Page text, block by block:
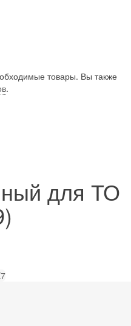
товары. Вы также
.
для ТО